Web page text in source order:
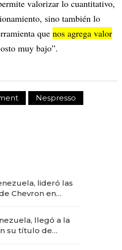
valorizar lo cuantitativo,
sino también lo
que nos agrega valor
muy bajo”.
Nespresso
lideró las
Chevron en
llegó a la
su título de